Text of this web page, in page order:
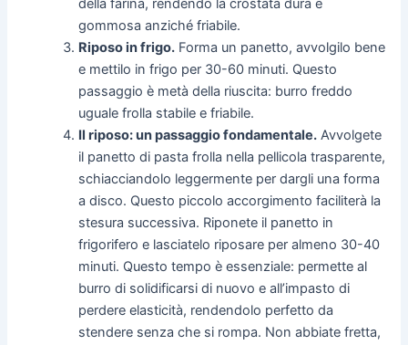
della farina, rendendo la crostata dura e
gommosa anziché friabile.
Riposo in frigo. Forma un panetto, avvolgilo bene
e mettilo in frigo per 30-60 minuti. Questo
passaggio è metà della riuscita: burro freddo
uguale frolla stabile e friabile.
Il riposo: un passaggio fondamentale. Avvolgete
il panetto di pasta frolla nella pellicola trasparente,
schiacciandolo leggermente per dargli una forma
a disco. Questo piccolo accorgimento faciliterà la
stesura successiva. Riponete il panetto in
frigorifero e lasciatelo riposare per almeno 30-40
minuti. Questo tempo è essenziale: permette al
burro di solidificarsi di nuovo e all’impasto di
perdere elasticità, rendendolo perfetto da
stendere senza che si rompa. Non abbiate fretta,